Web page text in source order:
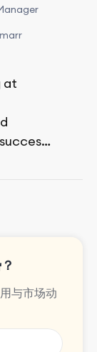
at
与市场动